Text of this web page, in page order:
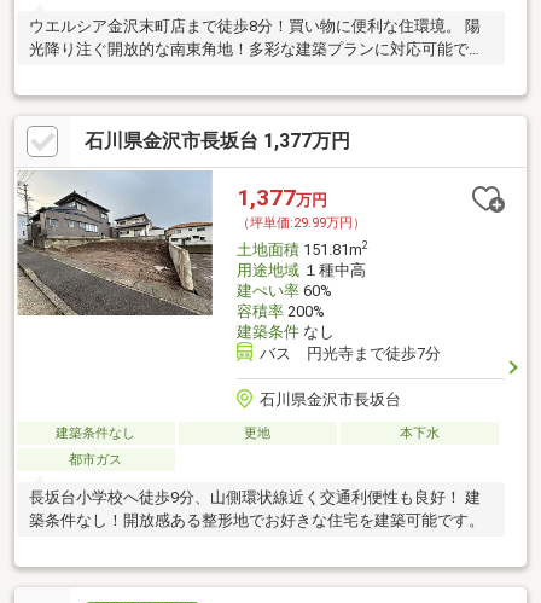
ウエルシア金沢末町店まで徒歩8分！買い物に便利な住環境。 陽
光降り注ぐ開放的な南東角地！多彩な建築プランに対応可能で
石川県金沢市長坂台 1,377万円
1,377万円
（坪単価:29.99万円）
土地面積151.81m2
用途地域１種中高
建ぺい率60%
容積率200%
建築条件なし
バス 円光寺まで徒歩7分
石川県金沢市長坂台
建築条件なし 更地
本下水
都市ガス
長坂台小学校へ徒歩9分、山側環状線近く交通利便性も良好！ 建
築条件なし！開放感ある整形地でお好きな住宅を建築可能です。